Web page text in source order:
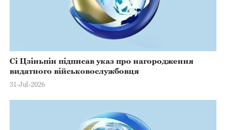
Сі Цзіньпін підписав указ про нагородження
видатного військовослужбовця
31-Jul-2026